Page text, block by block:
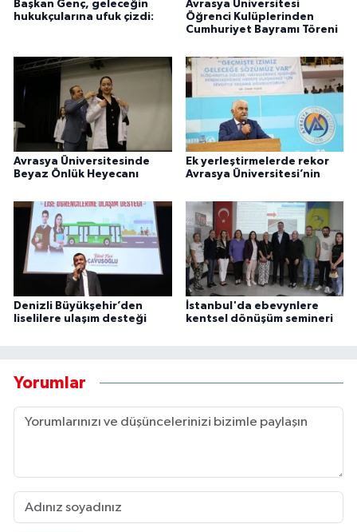
Başkan Genç, geleceğin
hukukçularına ufuk çizdi:
Avrasya Üniversitesi
Öğrenci Kulüplerinden
Cumhuriyet Bayramı Töreni
Avrasya Üniversitesinde
Beyaz Önlük Heyecanı
Ek yerleştirmelerde rekor
Avrasya Üniversitesi’nin
Denizli Büyükşehir’den
liselilere ulaşım desteği
İstanbul'da ebevynlere
kentsel dönüşüm semineri
Yorumlar